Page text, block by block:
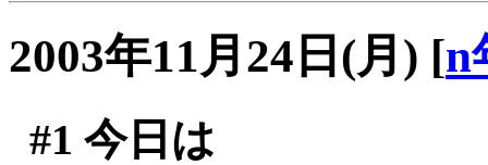
2003年11月24日(月) [n
#1 今日は